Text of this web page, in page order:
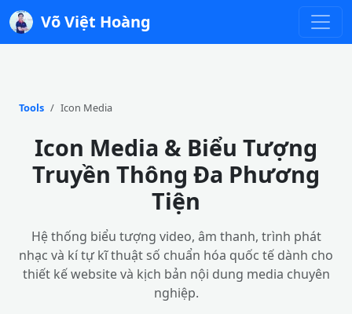
Võ Việt Hoàng
Tools Icon Media
Icon Media & Biểu Tượng
Truyền Thông Đa Phương
Tiện
Hệ thống biểu tượng video, âm thanh, trình phát
nhạc và kí tự kĩ thuật số chuẩn hóa quốc tế dành cho
thiết kế website và kịch bản nội dung media chuyên
nghiệp.